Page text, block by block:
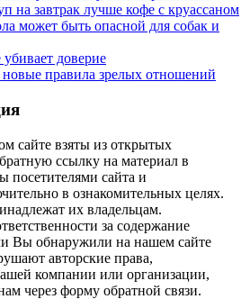
на завтрак лучше кофе с круассаном
может быть опасной для собак и
доверие
правила зрелых отношений
сайте взяты из открытых
ссылку на материал в
посетителями сайта и
в ознакомительных целях.
их владельцам.
за содержание
Вы обнаружили на нашем сайте
авторские права,
компании или организации,
через форму обратной связи.